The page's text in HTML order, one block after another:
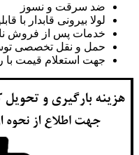
ضد سرقت و نسوز
لولا بیرونی قابدار با
خدمات پس از فروش
حمل و نقل تخصصی
جهت استعلام قیمت با